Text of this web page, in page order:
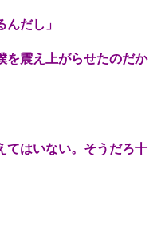
だし」
を震え上がらせたのだか
てはいない。そうだろ十